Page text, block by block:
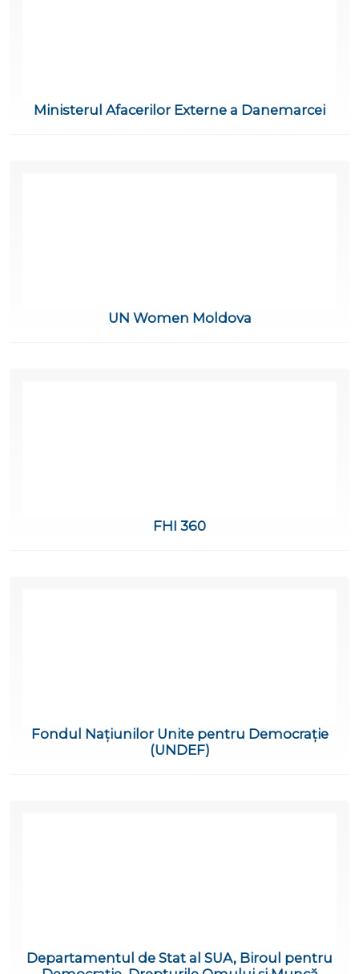
Ministerul Afacerilor Externe a Danemarcei
UN Women Moldova
FHI 360
Fondul Națiunilor Unite pentru Democrație
(UNDEF)
Departamentul de Stat al SUA, Biroul pentru